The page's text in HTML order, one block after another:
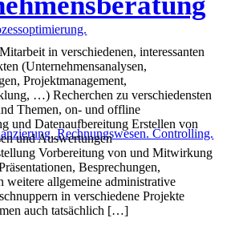
Rechnungswesen. Controlling.
in verschiedenen, interessanten
(Unternehmensanalysen,
Projektmanagement,
…) Recherchen zu verschiedensten
Themen, on- und offline
und Datenaufbereitung Erstellen von
und Auswertungen
Vorbereitung von und Mitwirkung
Besprechungen,
weitere allgemeine administrative
in verschiedene Projekte
auch tatsächlich […]